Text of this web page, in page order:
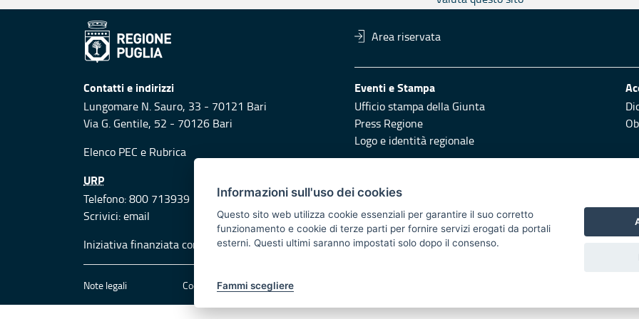
Area riservata
Contatti e indirizzi
Lungomare N. Sauro, 33 - 70121 Bari
Via G. Gentile, 52 - 70126 Bari
Elenco PEC e Rubrica
Eventi e Stampa
Ufficio stampa della Giunta
Press Regione
Logo e identità regionale
URP
Telefono: 800 713939
Scrivici:email
Responsabili di pubblicazione
Iniziativa finanziata con risorse del POR Puglia 2014/2020 - Asse XI
Note legali Cookie e privacy
Informazioni sull'uso dei cookies
Questo sito web utilizza cookie essenziali per garantire il suo corretto
funzionamento e cookie di terze parti per fornire servizi erogati da portali
esterni. Questi ultimi saranno impostati solo dopo il consenso.
Fammi scegliere